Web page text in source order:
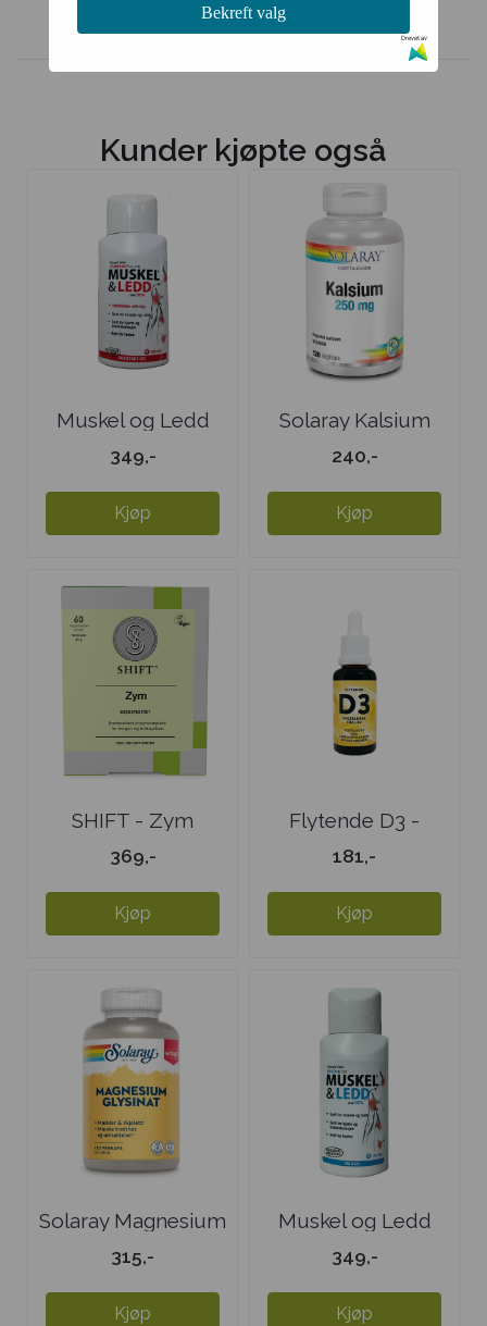
Kunder kjøpte også
Muskel og Ledd
Varmende
349,-
Kjøp
Solaray Kalsium
240,-
Kjøp
SHIFT - Zym
369,-
Kjøp
Flytende D3 -
vegansk
181,-
Kjøp
Solaray Magnesium
Glysinat
315,-
Kjøp
Muskel og Ledd
Mild
349,-
Kjøp
Bekreft valg
Drevet av